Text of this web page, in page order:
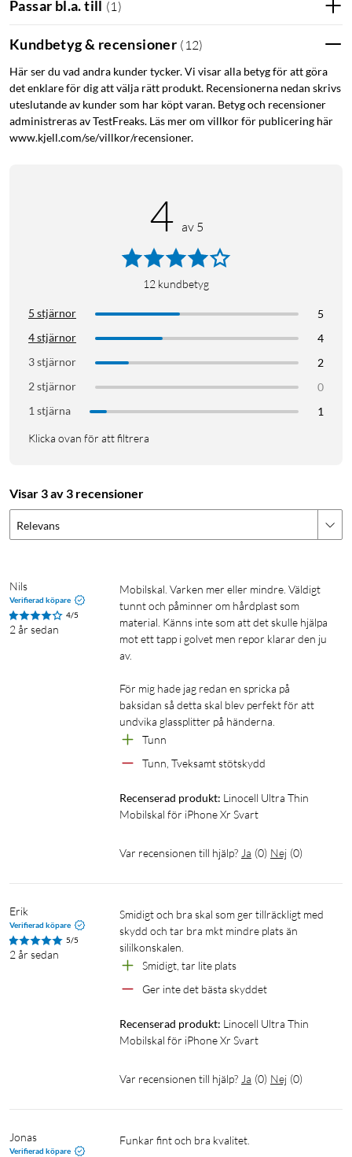
Passar bl.a. till (1 )
Kundbetyg & recensioner ( 12)
Här ser du vad andra kunder tycker. Vi visar alla betyg för att göra
det enklare för dig att välja rätt produkt. Recensionerna nedan skrivs
uteslutande av kunder som har köpt varan. Betyg och recensioner
administreras av TestFreaks. Läs mer om villkor för publicering här
www.kjell.com/se/villkor/recensioner.
4 av 5
12 kundbetyg
5 stjärnor
5
4 stjärnor
4
3 stjärnor
2
2 stjärnor
0
1 stjärna
1
Klicka ovan för att filtrera
Visar 3 av 3 recensioner
Relevans
Nils
Verifierad köpare
4/5
2 år sedan
Mobilskal. Varken mer eller mindre. Väldigt
tunnt och påminner om hårdplast som
material. Känns inte som att det skulle hjälpa
mot ett tapp i golvet men repor klarar den ju
av.
För mig hade jag redan en spricka på
baksidan så detta skal blev perfekt för att
undvika glassplitter på händerna.
Tunn
Tunn, Tveksamt stötskydd
Recenserad produkt: Linocell Ultra Thin
Mobilskal för iPhone Xr Svart
Var recensionen till hjälp? Ja (0) Nej (0)
Erik
Verifierad köpare
5/5
2 år sedan
Smidigt och bra skal som ger tillräckligt med
skydd och tar bra mkt mindre plats än
sililkonskalen.
Smidigt, tar lite plats
Ger inte det bästa skyddet
Recenserad produkt: Linocell Ultra Thin
Mobilskal för iPhone Xr Svart
Var recensionen till hjälp? Ja (0) Nej (0)
Jonas
Verifierad köpare
Funkar fint och bra kvalitet.